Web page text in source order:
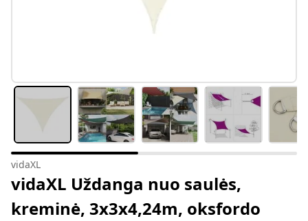
vidaXL
vidaXL Uždanga nuo saulės,
kreminė, 3x3x4,24m, oksfordo